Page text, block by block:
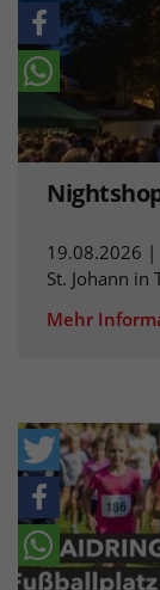
19.08.2026
St. Johann in
Mehr